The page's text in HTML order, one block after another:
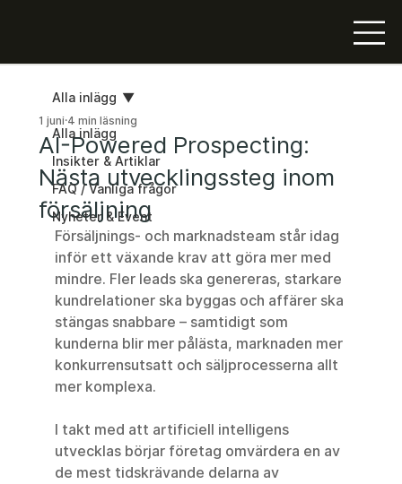
Alla inlägg
Insikter & Artiklar
FAQ / Vanliga frågor
Nyheter & Event
Alla inlägg
AI-Powered Prospecting:
Nästa utvecklingssteg inom
försäljning
1 juni 4 min läsning
Försäljnings- och marknadsteam står idag
inför ett växande krav att göra mer med
mindre. Fler leads ska genereras, starkare
kundrelationer ska byggas och affärer ska
stängas snabbare – samtidigt som
kunderna blir mer pålästa, marknaden mer
konkurrensutsatt och säljprocesserna allt
mer komplexa.
I takt med att artificiell intelligens
utvecklas börjar företag omvärdera en av
de mest tidskrävande delarna av